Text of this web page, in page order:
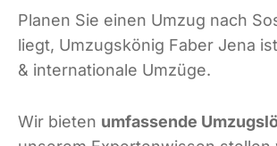
Planen Sie einen Umzug nach
liegt, Umzugskönig Faber Jena ist
& internationale Umzüge.
Wir bieten umfassende